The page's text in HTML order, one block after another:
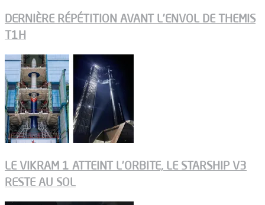
DERNIÈRE RÉPÉTITION AVANT L’ENVOL DE THEMIS
T1H
LE VIKRAM 1 ATTEINT L’ORBITE, LE STARSHIP V3
RESTE AU SOL